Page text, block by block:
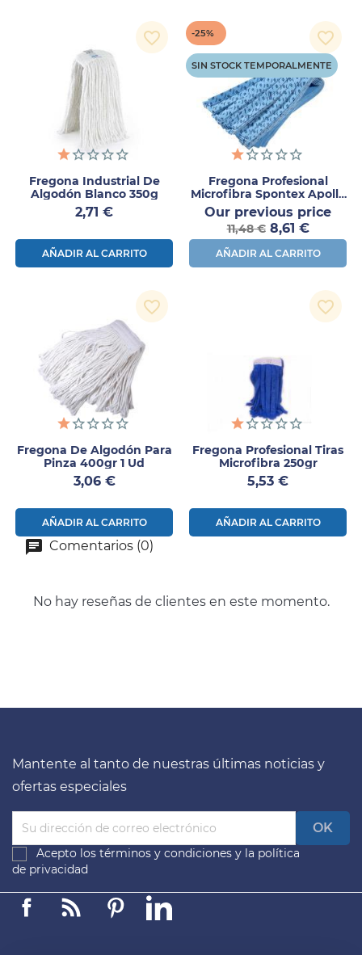
Fregona Industrial De
Algodón Blanco 350g
Precio
2,71 €
AÑADIR AL CARRITO
favorite_border
Fregona Profesional
Microfibra Spontex Apollo
1027 Azul – 1 Ud
Our previous price
11,48 € Precio
8,61 €
AÑADIR AL CARRITO
-25%
SIN STOCK TEMPORALMENTE
favorite_border
Fregona De Algodón Para
Pinza 400gr 1 Ud
Precio
3,06 €
AÑADIR AL CARRITO
favorite_border
Fregona Profesional Tiras
Microfibra 250gr
Precio
5,53 €
AÑADIR AL CARRITO
favorite_border
Comentarios (0)
No hay reseñas de clientes en este momento.
Mantente al tanto de nuestras últimas noticias y
ofertas especiales
Acepto los términos y condiciones y la política
de privacidad
FacebookLinkedinPinterest